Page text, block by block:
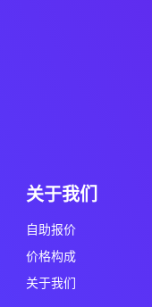
关于我们
自助报价
价格构成
关于我们